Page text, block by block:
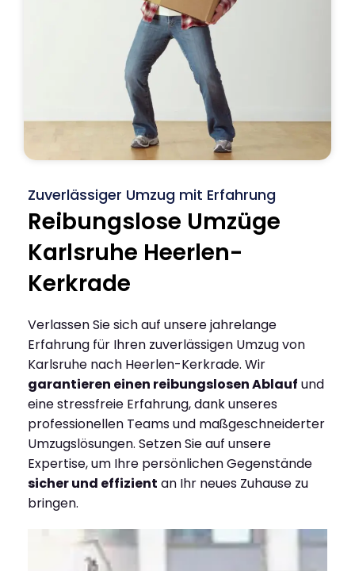
Zuverlässiger Umzug mit Erfahrung
Reibungslose Umzüge
Karlsruhe Heerlen-
Kerkrade
Verlassen Sie sich auf unsere jahrelange
Erfahrung für Ihren zuverlässigen Umzug von
Karlsruhe nach Heerlen-Kerkrade. Wir
garantieren einen reibungslosen Ablauf und
eine stressfreie Erfahrung, dank unseres
professionellen Teams und maßgeschneiderter
Umzugslösungen. Setzen Sie auf unsere
Expertise, um Ihre persönlichen Gegenstände
sicher und effizient an Ihr neues Zuhause zu
bringen.